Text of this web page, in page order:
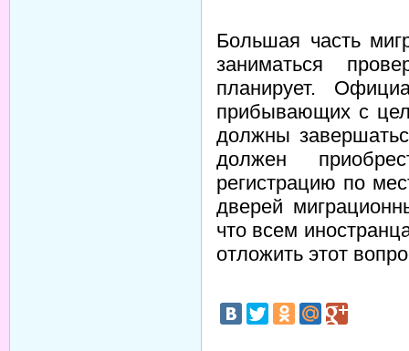
Большая часть
заниматься
планирует.
прибывающих с
должны
должен
регистрацию по
дверей
что всем
отложить этот